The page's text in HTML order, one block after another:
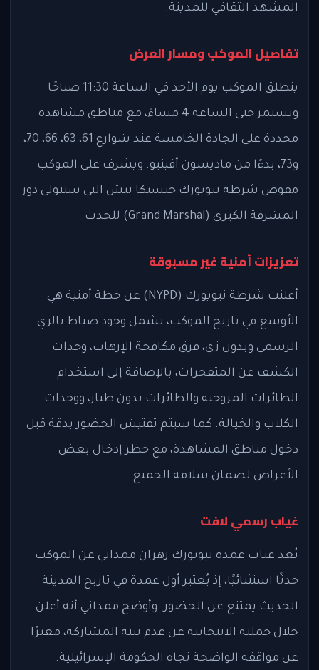
المشهد الثقافي للمدينة.
تفاصيل الموكب ومسار العرض
ينطلق الموكب يوم الأحد في الساعة 11:30 صباحًا
ويستمر حتى الساعة 4 مساءً، مع مناطق مشاهدة
محددة على الجادة الخامسة عند شوارع 61، 63، 66، 70،
و73، بدءًا من ماديسون أفينيو. ويشرف على الموكب
مفوض شرطة نيويورك جيسيكا تيش التي ستتولى دور
المشرفة الكبرى (Grand Marshal) للحدث.
تعزيزات أمنية غير مسبوقة
أعلنت شرطة نيويورك (NYPD) عن خطة أمنية هي
الأوسع في تاريخ الموكب، تشمل وجود ضباط بالزي
الرسمي وبدون زي، فرق مكافحة الإرهاب، وحدات
الكشف عن المتفجرات، بالإضافة إلى استخدام
الطائرات المروحية والطائرات بدون طيار، ووحدات
الكلاب والخيالة. كما سيتم تفتيش الحضور بدقة قبل
دخول مناطق المشاهدة، مع حظر إدخال بعض
الأغراض لضمان سلامة الجميع.
غياب رسمي لافت
يُعد غياب عمدة نيويورك زهران ممداني عن الموكب
حدثًا استثنائيًا، إذ يُعتبر أول عمدة في تاريخ المدينة
الحديث يمتنع عن الحضور. وأوضح ممداني أنه أعلن
خلال حملته الانتخابية عن عدم نيته المشاركة، معبرًا
عن مواقفه الواضحة تجاه الحكومة الإسرائيلية.